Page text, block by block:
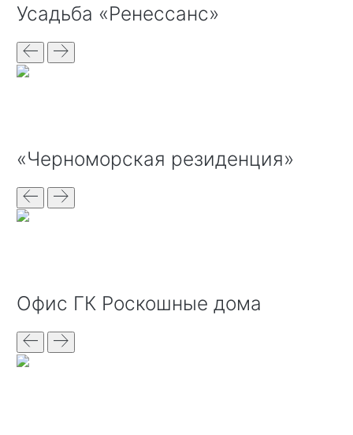
Усадьба «Ренессанс»
«Черноморская резиденция»
офис ГК Роскошные дома